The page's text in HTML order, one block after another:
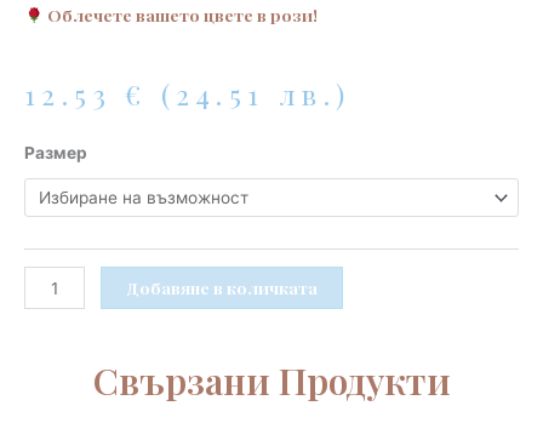
Облечете вашето цвете в рози!
12.53€ (24.51 лв.)
Размер
количество
за
Бял
за
бебе
момиче
Добавяне в количката
Свързани Продукти